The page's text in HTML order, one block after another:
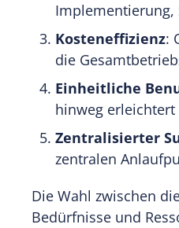
Implementierung,
Kosteneffizienz:
die
Einheitliche
hinweg
Zentralisierter
zentralen
Die Wahl zwischen
Bedürfnisse und